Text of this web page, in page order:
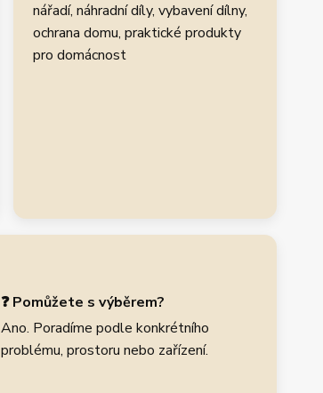
nářadí, náhradní díly, vybavení dílny,
ochrana domu, praktické produkty
pro domácnost
❓ Pomůžete s výběrem?
Ano. Poradíme podle konkrétního
problému, prostoru nebo zařízení.